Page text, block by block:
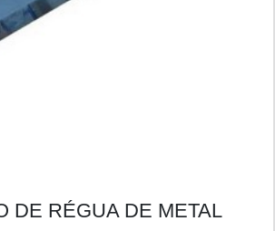
DE RÉGUA DE METAL